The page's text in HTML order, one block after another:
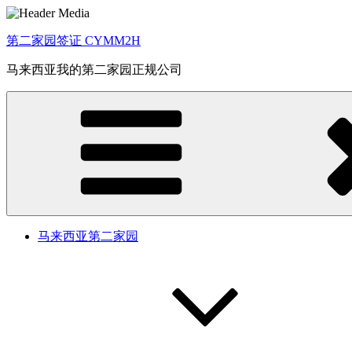
Skip
content
第二家园签证 CYMM2H
马来西亚我的第二家园正规公司
马来西亚第二家园